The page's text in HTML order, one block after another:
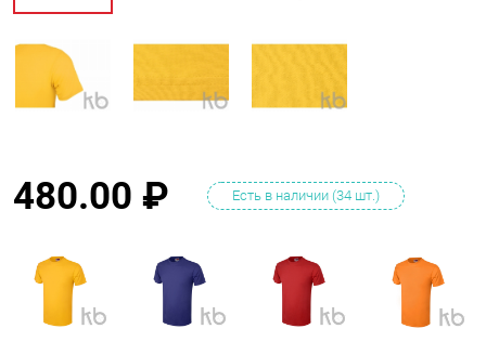
480.00 ₽ Есть в наличии (34 шт.)